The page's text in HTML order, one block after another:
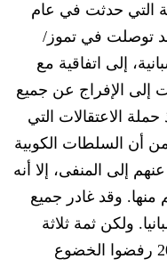
التي حدثت في عام
توصلت في تموز/
إلى اتفاقية مع
إلى الإفراج عن جميع
الاعتقالات التي
الرغم من أن السلطات الكوبية
إلى المنفى، إلا أنه
منها. وقد غادر جميع
ولكن ثمة ثلاثة
رفضوا الخضوع